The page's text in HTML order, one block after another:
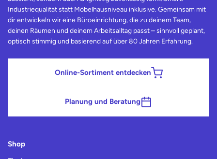
Industriequalität statt Möbelhausniveau inklusive. Gemeinsam mit
dir entwickeln wir eine Büroeinrichtung, die zu deinem Team,
deinen Räumen und deinem Arbeitsalltag passt – sinnvoll geplant,
optisch stimmig und basierend auf über 80 Jahren Erfahrung.
Online-Sortiment entdecken
Planung und Beratung
Shop